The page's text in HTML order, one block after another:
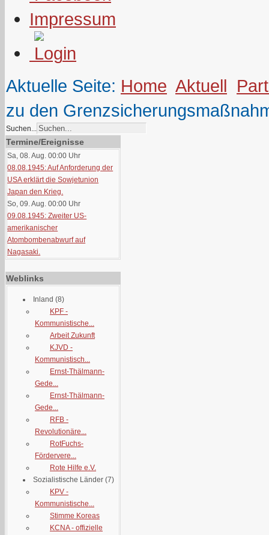
Impressum
Aktuelle Seite: Home Aktuell
zu den
Suchen...
Termine/Ereignisse
Sa, 08. Aug. 00:00 Uhr
08.08.1945: Auf Anforderung der
USA erklärt die Sowjetunion
Japan den Krieg.
So, 09. Aug. 00:00 Uhr
09.08.1945: Zweiter US-
amerikanischer
Atombombenabwurf auf
Nagasaki.
Weblinks
Inland (8)
KPF -
Kommunistische...
Arbeit Zukunft
KJVD -
Kommunistisch...
Ernst-Thälmann-
Gede...
Ernst-Thälmann-
Gede...
RFB -
Revolutionäre...
RotFuchs-
Fördervere...
Rote Hilfe e.V.
Sozialistische Länder (7)
KPV -
Kommunistische...
Stimme Koreas
KCNA - offizielle